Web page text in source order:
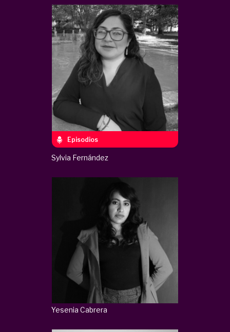
Episodios
Sylvia Fernández
Yesenia Cabrera